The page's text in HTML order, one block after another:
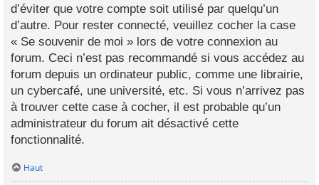
d’éviter que votre compte soit utilisé par quelqu’un
d’autre. Pour rester connecté, veuillez cocher la case
« Se souvenir de moi » lors de votre connexion au
forum. Ceci n’est pas recommandé si vous accédez au
forum depuis un ordinateur public, comme une librairie,
un cybercafé, une université, etc. Si vous n’arrivez pas
à trouver cette case à cocher, il est probable qu’un
administrateur du forum ait désactivé cette
fonctionnalité.
Haut